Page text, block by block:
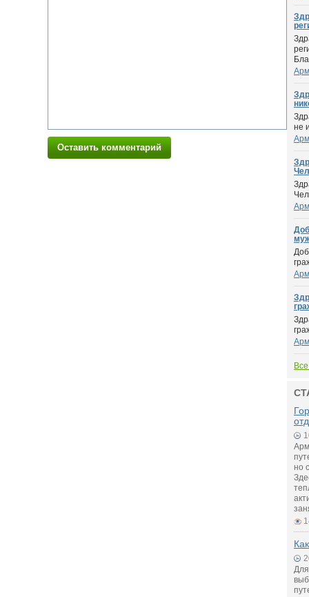
Оставить комментарий
не
но